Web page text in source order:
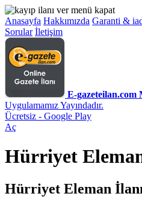
Anasayfa Hakkımızda Garanti &
Sorular İletişim
E-gazeteilan.com
Uygulamamız Yayındadır.
Ücretsiz - Google Play
Aç
Hürriyet
Hürriyet Eleman